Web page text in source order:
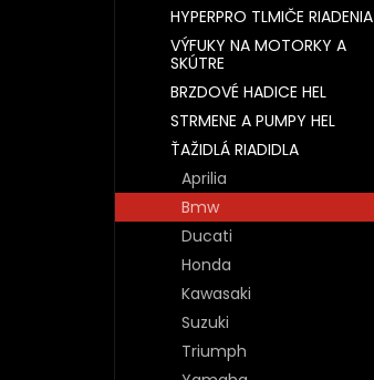
HYPERPRO TLMIČE RIADENIA
VÝFUKY NA MOTORKY A
SKÚTRE
BRZDOVÉ HADICE HEL
STRMENE A PUMPY HEL
ŤAŽIDLÁ RIADIDLA
Aprilia
Bmw
Ducati
Honda
Kawasaki
Suzuki
Triumph